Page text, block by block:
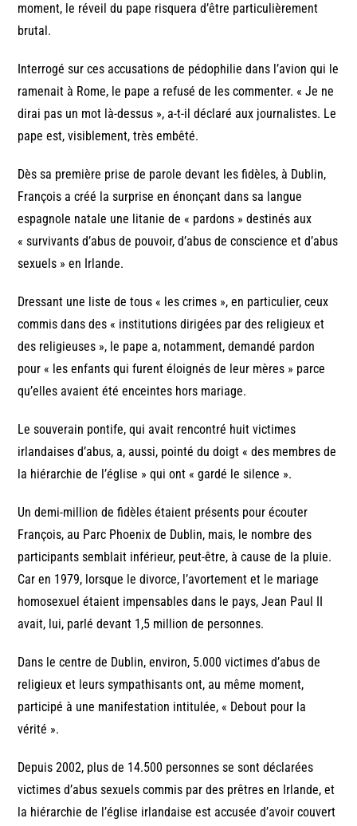
moment, le réveil du pape risquera d’être particulièrement
brutal.
Interrogé sur ces accusations de pédophilie dans l’avion qui le
ramenait à Rome, le pape a refusé de les commenter. « Je ne
dirai pas un mot là-dessus », a-t-il déclaré aux journalistes. Le
pape est, visiblement, très embêté.
Dès sa première prise de parole devant les fidèles, à Dublin,
François a créé la surprise en énonçant dans sa langue
espagnole natale une litanie de « pardons » destinés aux
« survivants d’abus de pouvoir, d’abus de conscience et d’abus
sexuels » en Irlande.
Dressant une liste de tous « les crimes », en particulier, ceux
commis dans des « institutions dirigées par des religieux et
des religieuses », le pape a, notamment, demandé pardon
pour « les enfants qui furent éloignés de leur mères » parce
qu’elles avaient été enceintes hors mariage.
Le souverain pontife, qui avait rencontré huit victimes
irlandaises d’abus, a, aussi, pointé du doigt « des membres de
la hiérarchie de l’église » qui ont « gardé le silence ».
Un demi-million de fidèles étaient présents pour écouter
François, au Parc Phoenix de Dublin, mais, le nombre des
participants semblait inférieur, peut-être, à cause de la pluie.
Car en 1979, lorsque le divorce, l’avortement et le mariage
homosexuel étaient impensables dans le pays, Jean Paul II
avait, lui, parlé devant 1,5 million de personnes.
Dans le centre de Dublin, environ, 5.000 victimes d’abus de
religieux et leurs sympathisants ont, au même moment,
participé à une manifestation intitulée, « Debout pour la
vérité ».
Depuis 2002, plus de 14.500 personnes se sont déclarées
victimes d’abus sexuels commis par des prêtres en Irlande, et
la hiérarchie de l’église irlandaise est accusée d’avoir couvert